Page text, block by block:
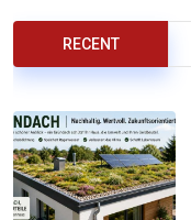
RECENT